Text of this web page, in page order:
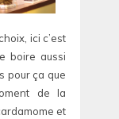
ici c’est
boire aussi
pour ça que
de la
et